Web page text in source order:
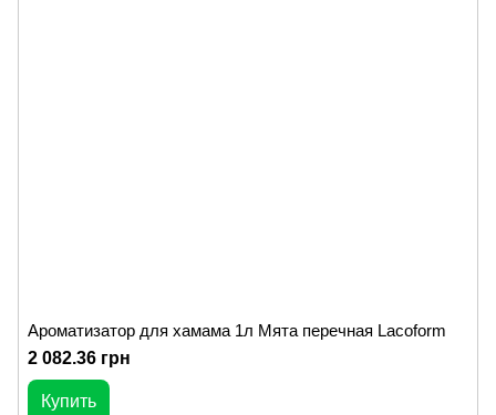
Ароматизатор для хамама 1л Мята перечная Lacoform
2 082.36 грн
Купить